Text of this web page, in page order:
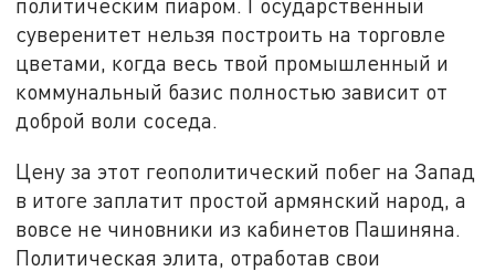
политическим пиаром. Государственный
суверенитет нельзя построить на торговле
цветами, когда весь твой промышленный и
коммунальный базис полностью зависит от
доброй воли соседа.
Цену за этот геополитический побег на Запад
в итоге заплатит простой армянский народ, а
вовсе не чиновники из кабинетов Пашиняна.
Политическая элита, отработав свои